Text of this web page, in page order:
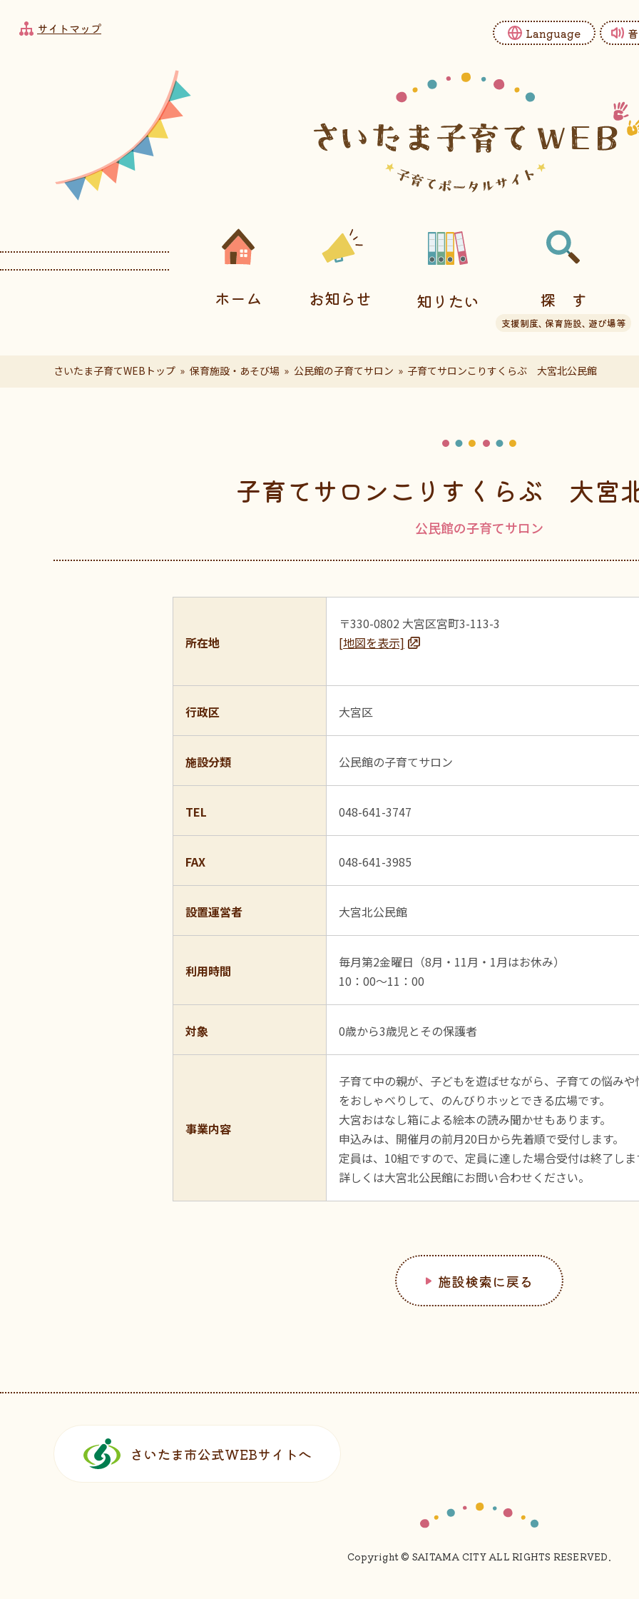
サイトマップ Language
ホーム お知らせ 知りたい 探す
支援制度、 保育施設、 遊び場等
さいたま子育てWEBトップ 保育施設・あそび場 公民館の子育てサロン 子育てサロンこりすくらぶ 大宮北公民館
子育てサロンこりすくらぶ 大宮
公民館の子育てサロン
所在地
〒330-0802 大宮区宮町3-113-3
[地図を表示]
行政区 大宮区
施設分類 公民館の子育てサロン
TEL 048-641-3747
FAX 048-641-3985
設置運営者 大宮北公民館
利用時間
毎月第2金曜日（8月・11月・1月はお休み）
10：00～11：00
対象 0歳から3歳児とその保護者
事業内容
子育て中の親が、子どもを遊ばせながら、子育ての悩みや
をおしゃべりして、のんびりホッとできる広場です。
大宮おはなし箱による絵本の読み聞かせもあります。
申込みは、開催月の前月20日から先着順で受付します。
定員は、10組ですので、定員に達した場合受付は終了しま
詳しくは大宮北公民館にお問い合わせください。
施設検索に戻る
さいたま市公式WEBサイトへ
Copyright © SAITAMA CITY ALL RIGHTS RESERVED.